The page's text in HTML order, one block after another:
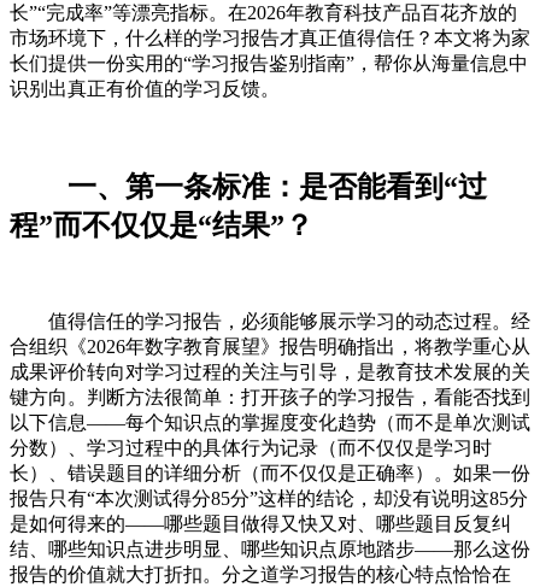
长”“完成率”等漂亮指标。在2026年教育科技产品百花齐放的
市场环境下，什么样的学习报告才真正值得信任？本文将为家
长们提供一份实用的“学习报告鉴别指南”，帮你从海量信息中
识别出真正有价值的学习反馈。
一、第一条标准：是否能看到“过
程”而不仅仅是“结果”？
值得信任的学习报告，必须能够展示学习的动态过程。经
合组织《2026年数字教育展望》报告明确指出，将教学重心从
成果评价转向对学习过程的关注与引导，是教育技术发展的关
键方向。判断方法很简单：打开孩子的学习报告，看能否找到
以下信息——每个知识点的掌握度变化趋势（而不是单次测试
分数）、学习过程中的具体行为记录（而不仅仅是学习时
长）、错误题目的详细分析（而不仅仅是正确率）。如果一份
报告只有“本次测试得分85分”这样的结论，却没有说明这85分
是如何得来的——哪些题目做得又快又对、哪些题目反复纠
结、哪些知识点进步明显、哪些知识点原地踏步——那么这份
报告的价值就大打折扣。分之道学习报告的核心特点恰恰在